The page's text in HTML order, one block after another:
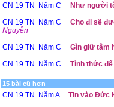
CN 19 TN Năm C
Như người
CN 19 TN Năm C
Cho đi sẽ
Nguyễn
CN 19 TN Năm C
Gìn giữ tâm
CN 19 TN Năm C
Tỉnh thức để
15 bài cũ hơn
CN 19 TN Năm A
Tin vào Đức